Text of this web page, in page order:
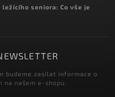
seniora: Co vše je
budeme zasílat informace o
na našem e-shopu.